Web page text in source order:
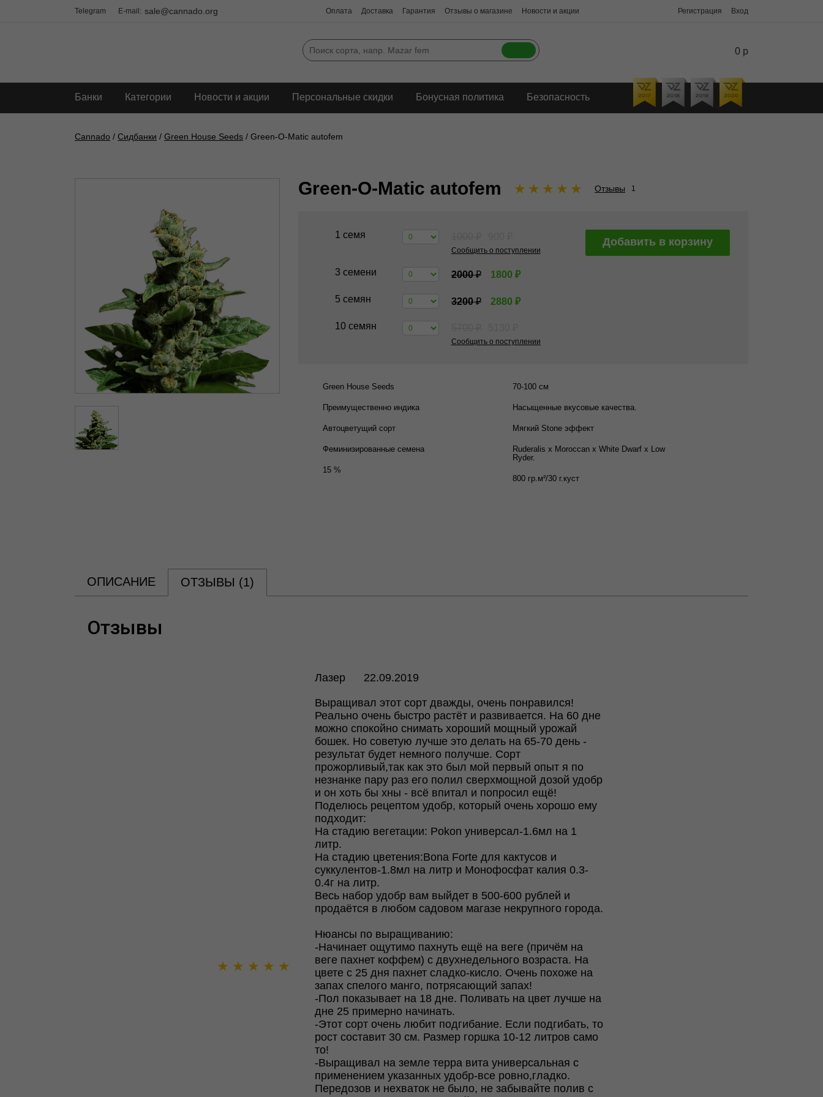
Telegram E-mail: sale@cannado.org Оплата Доставка Гарантия Отзывы о магазине Новости и акции Регистрация Вход
0 р
Банки Категории Новости и акции Персональные скидки Бонусная политика Безопасность
Cannado / Сидбанки / Green House Seeds / Green-O-Matic autofem
Green-O-Matic autofem ★ ★ ★ ★ ★ Отзывы 1
1 семя
Сообщить о поступлении
3 семени 2000₽ 1800 ₽
5 семян 3200₽ 2880 ₽
10 семян
Сообщить о поступлении
Добавить в корзину
Green House Seeds
Преимущественно индика
Автоцветущий сорт
Феминизированные семена
15 %
70-100 см
Насыщенные вкусовые качества.
Мягкий Stone эффект
Ruderalis x Moroccan x White Dwarf x Low
Ryder.
800 гр.м²/30 г.куст
ОПИСАНИЕ ОТЗЫВЫ (1)
Отзывы
★ ★ ★ ★ ★
Лазер 22.09.2019
Выращивал этот сорт дважды, очень понравился!
Реально очень быстро растёт и развивается. На 60 дне
можно спокойно снимать хороший мощный урожай
бошек. Но советую лучше это делать на 65-70 день -
результат будет немного получше. Сорт
прожорливый,так как это был мой первый опыт я по
незнанке пару раз его полил сверхмощной дозой удобр
и он хоть бы хны - всё впитал и попросил ещё!
Поделюсь рецептом удобр, который очень хорошо ему
подходит:
На стадию вегетации: Pokon универсал-1.6мл на 1
литр.
На стадию цветения:Bona Forte для кактусов и
суккулентов-1.8мл на литр и Монофосфат калия 0.3-
0.4г на литр.
Весь набор удобр вам выйдет в 500-600 рублей и
продаётся в любом садовом магазе некрупного города.
Нюансы по выращиванию:
-Начинает ощутимо пахнуть ещё на веге (причём на
веге пахнет коффем) с двухнедельного возраста. На
цвете с 25 дня пахнет сладко-кисло. Очень похоже на
запах спелого манго, потрясающий запах!
-Пол показывает на 18 дне. Поливать на цвет лучше на
дне 25 примерно начинать.
-Этот сорт очень любит подгибание. Если подгибать, то
рост составит 30 см. Размер горшка 10-12 литров само
то!
-Выращивал на земле терра вита универсальная с
применением указанных удобр-все ровно,гладко.
Передозов и нехваток не было, не забывайте полив с